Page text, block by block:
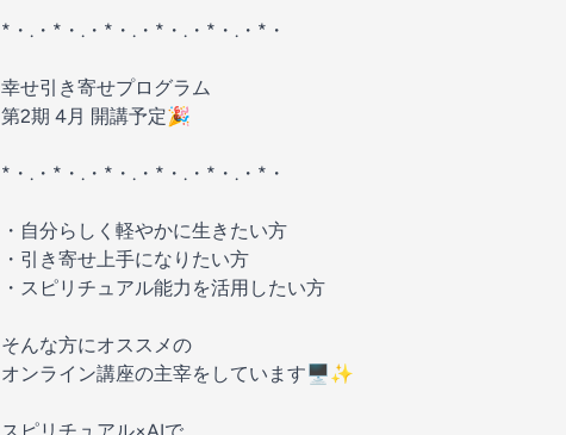
*・.・*・.・*・.・*・.・*・.・*・
幸せ引き寄せプログラム
第2期 4月 開講予定🎉
*・.・*・.・*・.・*・.・*・.・*・
・自分らしく軽やかに生きたい方
・引き寄せ上手になりたい方
・スピリチュアル能力を活用したい方
そんな方にオススメの
オンライン講座の主宰をしています🖥️✨